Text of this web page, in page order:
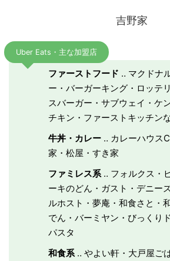
吉野家
Uber Eats・主な加盟店
ファーストフード ‥ マクドナ
ー・バーガーキング・ロッテ
スバーガー・サブウェイ・ケ
チキン・ファーストキッチン
牛丼・カレー‥ カレーハウス
家・松屋・すき家
ファミレス系‥ フォルクス・
ーキのどん・ガスト・デニー
ルホスト・夢庵・和食さと・
でん・バーミヤン・びっくり
パスタ
和食系‥ やよい軒・大戸屋ご